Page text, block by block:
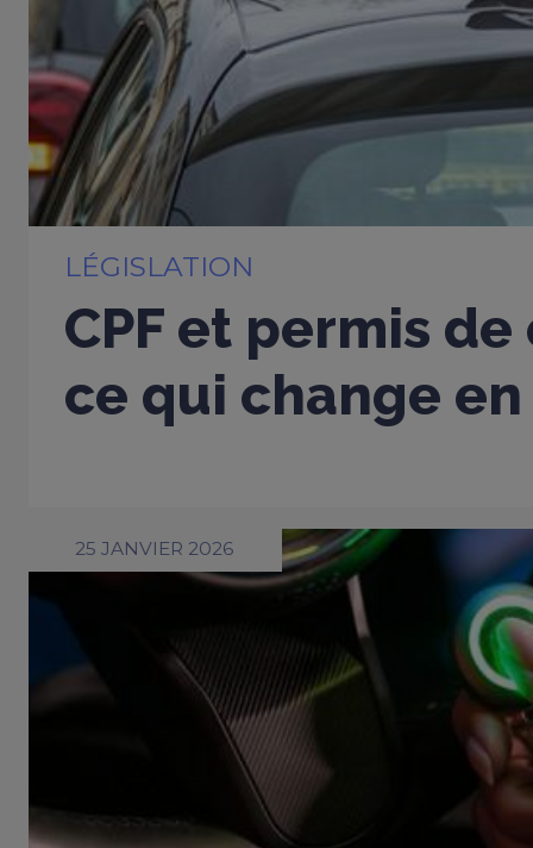
LÉGISLATION
CPF et permis
ce qui change
25 JANVIER 2026